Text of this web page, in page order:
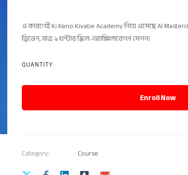
এ কারণেই Ki Keno Kivabe Academy নিয়ে এসেছে AI
ড্রিভেন, মাত্র ২ ঘন্টার স্কিল-অ্যাক্সিলারেশন সেশন।
QUANTITY
Enroll Now
Category: Course